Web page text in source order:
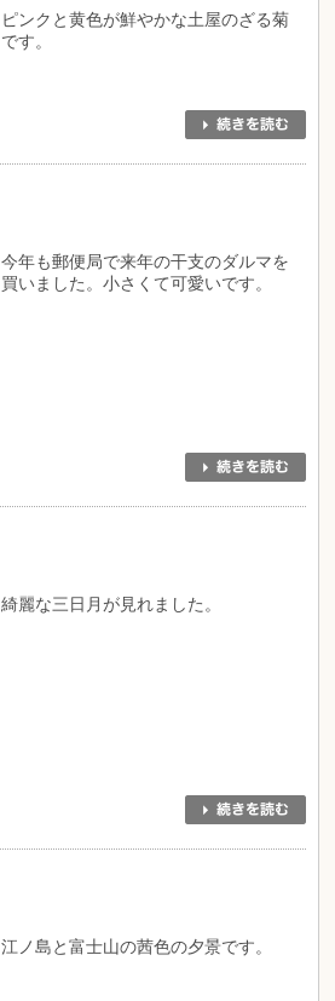
ピンクと黄色が鮮やかな土屋のざる菊
です。
今年も郵便局で来年の干支のダルマを
買いました。小さくて可愛いです。
綺麗な三日月が見れました。
江ノ島と富士山の茜色の夕景です。